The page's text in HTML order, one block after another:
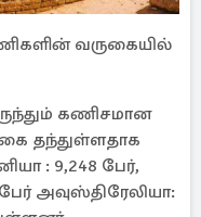
வருகையில்
கணிசமான
தந்துள்ளதாக
: 9,248 பேர்,
அவுஸ்திரேலியா: